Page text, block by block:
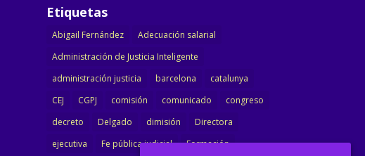
Etiquetas
Abigail Fernández
Adecuación salarial
Administración de Justicia Inteligente
administración justicia
barcelona
catalunya
CEJ
CGPJ comisión comunicado
congreso
decreto
Delgado dimisión
Directora
ejecutiva
Fe pública judicial
Formación